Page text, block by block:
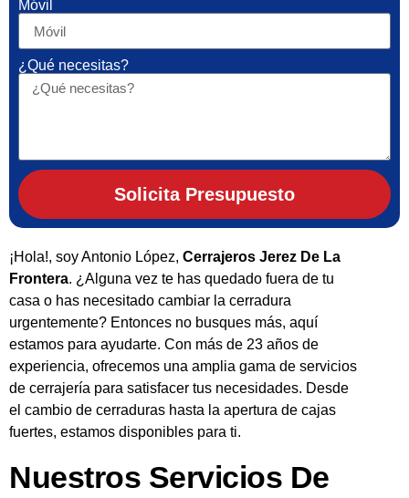
Móvil
¿Qué necesitas?
Solicita Presupuesto
¡Hola!, soy Antonio López, Cerrajeros Jerez De La
Frontera. ¿Alguna vez te has quedado fuera de tu
casa o has necesitado cambiar la cerradura
urgentemente? Entonces no busques más, aquí
estamos para ayudarte. Con más de 23 años de
experiencia, ofrecemos una amplia gama de servicios
de cerrajería para satisfacer tus necesidades. Desde
el cambio de cerraduras hasta la apertura de cajas
fuertes, estamos disponibles para ti.
Nuestros Servicios De